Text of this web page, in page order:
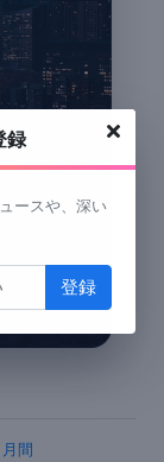
月間
録
ースや、深い